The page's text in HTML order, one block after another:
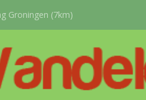
Groningen (7km)